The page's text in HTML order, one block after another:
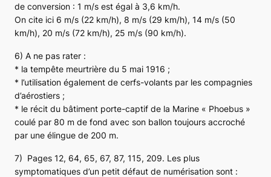
de conversion : 1 m/s est égal à 3,6 km/h.
On cite ici 6 m/s (22 km/h), 8 m/s (29 km/h), 14 m/s (50
km/h), 20 m/s (72 km/h), 25 m/s (90 km/h).
6) A ne pas rater :
* la tempête meurtrière du 5 mai 1916 ;
* l’utilisation également de cerfs-volants par les compagnies
d’aérostiers ;
* le récit du bâtiment porte-captif de la Marine « Phoebus »
coulé par 80 m de fond avec son ballon toujours accroché
par une élingue de 200 m.
7) Pages 12, 64, 65, 67, 87, 115, 209. Les plus
symptomatiques d’un petit défaut de numérisation sont :